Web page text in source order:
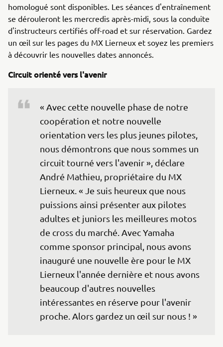
homologué sont disponibles. Les séances d'entraînement
se dérouleront les mercredis après-midi, sous la conduite
d'instructeurs certifiés off-road et sur réservation. Gardez
un œil sur les pages du MX Lierneux et soyez les premiers
à découvrir les nouvelles dates annoncés.
Circuit orienté vers l'avenir
« Avec cette nouvelle phase de notre
coopération et notre nouvelle
orientation vers les plus jeunes pilotes,
nous démontrons que nous sommes un
circuit tourné vers l'avenir », déclare
André Mathieu, propriétaire du MX
Lierneux. « Je suis heureux que nous
puissions ainsi présenter aux pilotes
adultes et juniors les meilleures motos
de cross du marché. Avec Yamaha
comme sponsor principal, nous avons
inauguré une nouvelle ère pour le MX
Lierneux l'année dernière et nous avons
beaucoup d'autres nouvelles
intéressantes en réserve pour l'avenir
proche. Alors gardez un œil sur nous ! »